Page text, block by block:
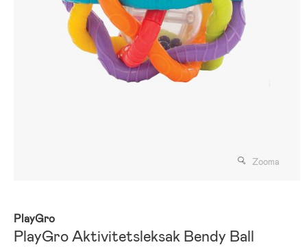
Zooma
PlayGro
PlayGro Aktivitetsleksak Bendy Ball